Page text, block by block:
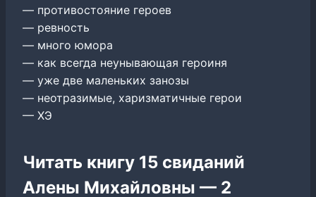
— противостояние героев
— ревность
— много юмора
— как всегда неунывающая героиня
— уже две маленьких занозы
— неотразимые, харизматичные герои
— ХЭ
Читать книгу 15 свиданий
Алены Михайловны — 2